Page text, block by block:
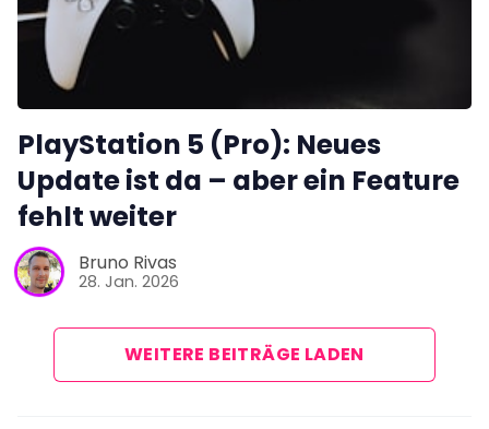
PlayStation 5 (Pro): Neues
Update ist da – aber ein Feature
fehlt weiter
Bruno Rivas
28. Jan. 2026
WEITERE BEITRÄGE LADEN